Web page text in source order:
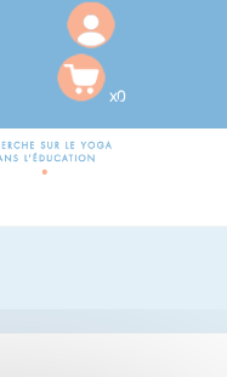
x0
ses actions de formation